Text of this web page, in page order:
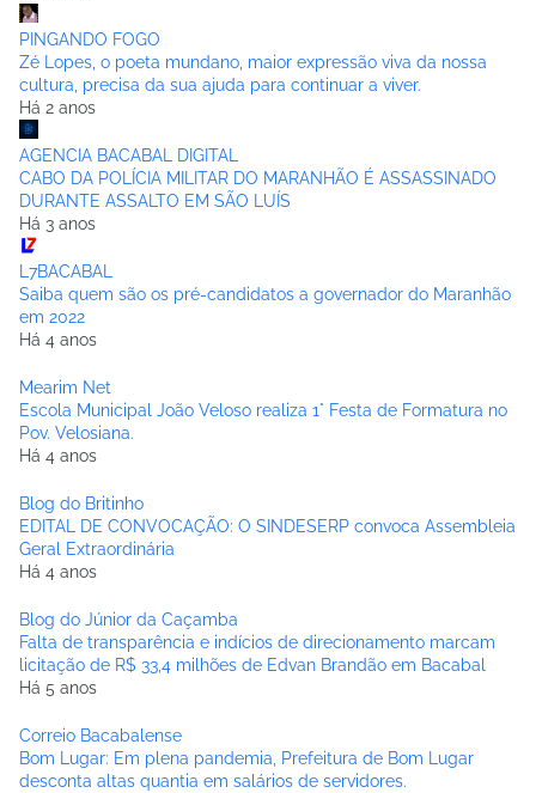
PINGANDO FOGO
Zé Lopes, o poeta mundano, maior expressão viva da nossa
cultura, precisa da sua ajuda para continuar a viver.
Há 2 anos
AGENCIA BACABAL DIGITAL
CABO DA POLÍCIA MILITAR DO MARANHÃO É ASSASSINADO
DURANTE ASSALTO EM SÃO LUÍS
Há 3 anos
L7BACABAL
Saiba quem são os pré-candidatos a governador do Maranhão
em 2022
Há 4 anos
Mearim Net
Escola Municipal João Veloso realiza 1° Festa de Formatura no
Pov. Velosiana.
Há 4 anos
Blog do Britinho
EDITAL DE CONVOCAÇÃO: O SINDESERP convoca Assembleia
Geral Extraordinária
Há 4 anos
Blog do Júnior da Caçamba
Falta de transparência e indícios de direcionamento marcam
licitação de R$ 33,4 milhões de Edvan Brandão em Bacabal
Há 5 anos
Correio Bacabalense
Bom Lugar: Em plena pandemia, Prefeitura de Bom Lugar
desconta altas quantia em salários de servidores.